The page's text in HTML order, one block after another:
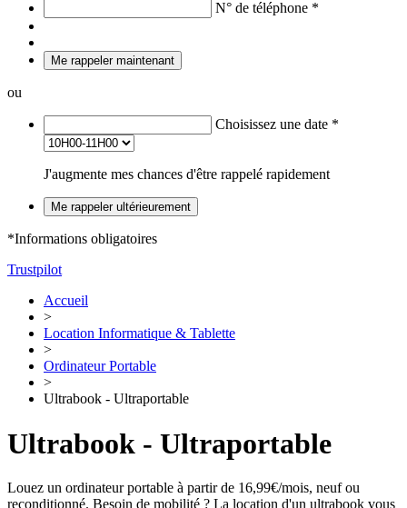
N° de téléphone *
Me rappeler maintenant
ou
Choisissez une date *
J'augmente mes chances d'être rappelé rapidement
Me rappeler ultérieurement
*Informations obligatoires
Trustpilot
Accueil
>
Location Informatique & Tablette
>
Ordinateur Portable
>
Ultrabook - Ultraportable
Ultrabook - Ultraportable
Louez un ordinateur portable à partir de 16,99€/mois, neuf ou
reconditionné. Besoin de mobilité ? La location d'un ultrabook vous